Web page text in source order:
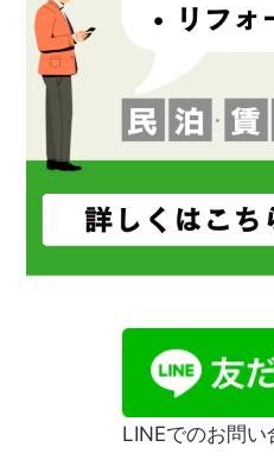
LINEでのお問い